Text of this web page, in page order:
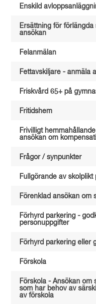
Enskild
Ersättning för
ansökan
Felanmälan
Fettavskiljare - anmäla
Friskvård 65+ på
Fritidshem
Frivilligt
ansökan om
Frågor / synpunkter
Fullgörande av
Förenklad ansökan om
Förhyrd parkering -
personuppgifter
Förhyrd parkering eller
Förskola
Förskola - Ansökan
som har behov av
av förskola